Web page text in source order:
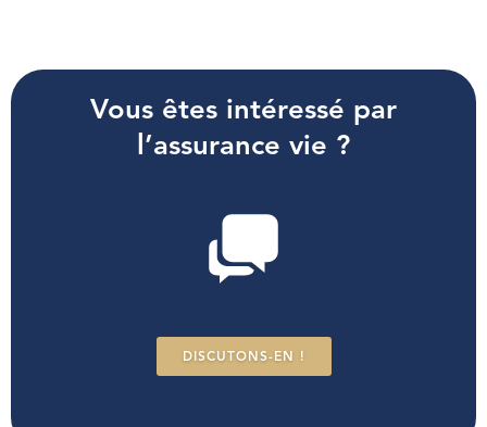
Vous êtes intéressé par
l’assurance vie ?
DISCUTONS-EN !